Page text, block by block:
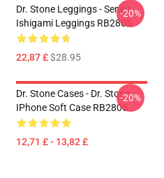
Dr. Stone Leggings - Senku
Ishigami Leggings RB2805
22,87 £$28.95
-20%
Dr. Stone Cases - Dr. Stone
IPhone Soft Case RB2805
12,71 £ - 13,82 £
-20%